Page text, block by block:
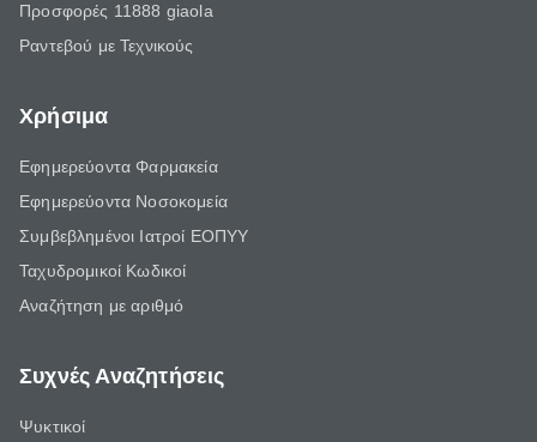
Προσφορές 11888 giaola
Ραντεβού με Τεχνικούς
Χρήσιμα
Εφημερεύοντα Φαρμακεία
Εφημερεύοντα Νοσοκομεία
Συμβεβλημένοι Ιατροί ΕΟΠΥΥ
Ταχυδρομικοί Κωδικοί
Αναζήτηση με αριθμό
Συχνές Αναζητήσεις
Ψυκτικοί